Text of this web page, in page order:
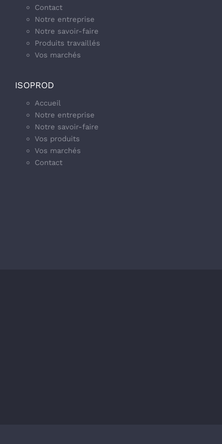
Contact
Notre entreprise
Notre savoir-faire
Produits travaillés
Vos marchés
ISOPROD
Accueil
Notre entreprise
Notre savoir-faire
Vos produits
Vos marchés
Contact